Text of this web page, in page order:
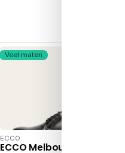
Veel maten
ECCO
ECCO Melbourne lage